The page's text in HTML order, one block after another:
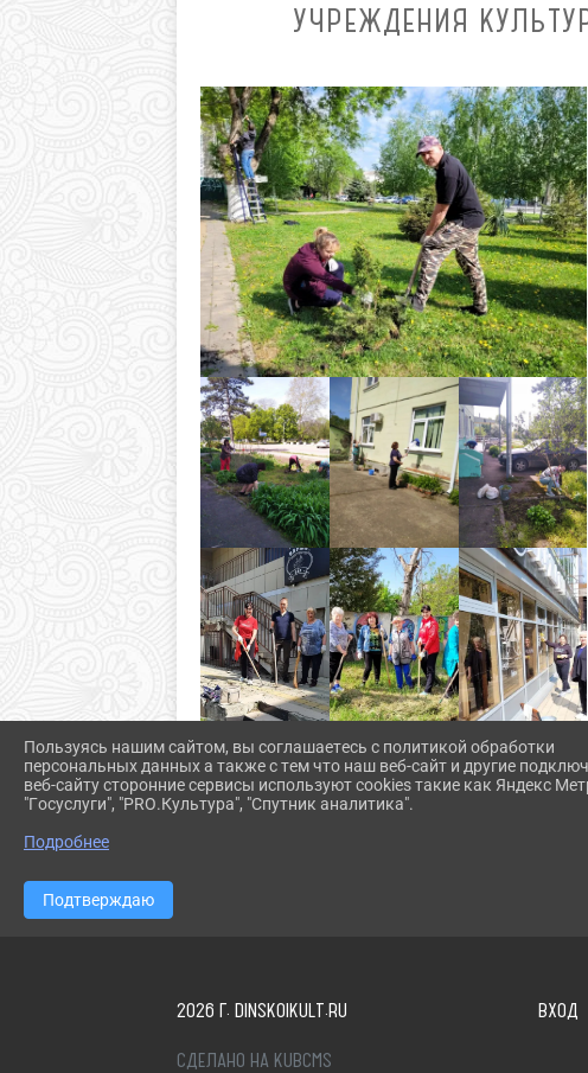
УЧРЕЖДЕНИЯ
2026 Г. DINSKOIKULT.RU ВХОД
СДЕЛАНО НА KUBCMS
Пользуясь нашим сайтом, вы соглашаетесь с политикой обработки
персональных данных а также с тем что наш веб-сайт и другие
веб-сайту сторонние сервисы используют cookies такие как Яндекс
"Госуслуги", "PRO.Культура", "Спутник аналитика".
Подробнее
Подтверждаю